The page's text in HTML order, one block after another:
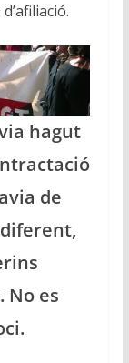
hagut
de
No es